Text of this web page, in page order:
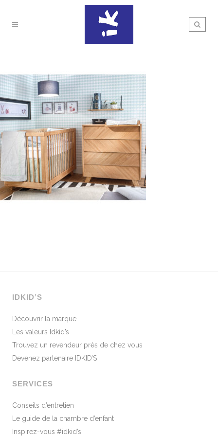
IDKID’S
Découvrir la marque
Les valeurs Idkid’s
Trouvez un revendeur près de chez vous
Devenez partenaire IDKID’S
SERVICES
Conseils d’entretien
Le guide de la chambre d’enfant
Inspirez-vous #idkid’s